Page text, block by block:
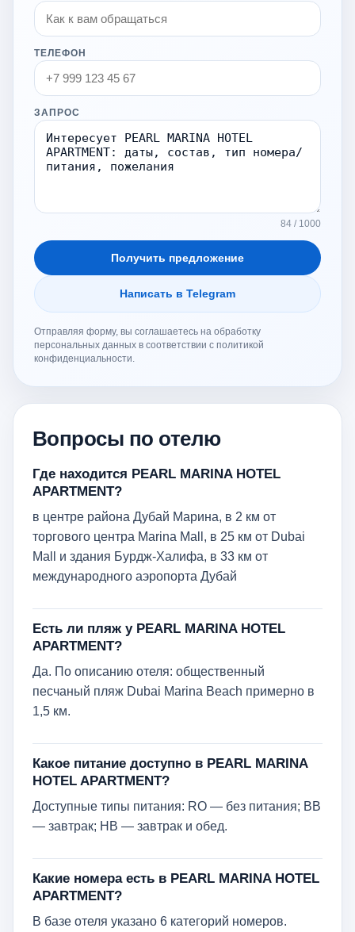
ТЕЛЕФОН
ЗАПРОС
84 / 1000
Получить предложение
Написать в Telegram
Отправляя форму, вы соглашаетесь на обработку
персональных данных в соответствии с политикой
конфиденциальности.
Вопросы по отелю
Где находится PEARL MARINA HOTEL
APARTMENT?
в центре района Дубай Марина, в 2 км от
торгового центра Marina Mall, в 25 км от Dubai
Mall и здания Бурдж-Халифа, в 33 км от
международного аэропорта Дубай
Есть ли пляж у PEARL MARINA HOTEL
APARTMENT?
Да. По описанию отеля: общественный
песчаный пляж Dubai Marina Beach примерно в
1,5 км.
Какое питание доступно в PEARL MARINA
HOTEL APARTMENT?
Доступные типы питания: RO — без питания; BB
— завтрак; HB — завтрак и обед.
Какие номера есть в PEARL MARINA HOTEL
APARTMENT?
В базе отеля указано 6 категорий номеров.